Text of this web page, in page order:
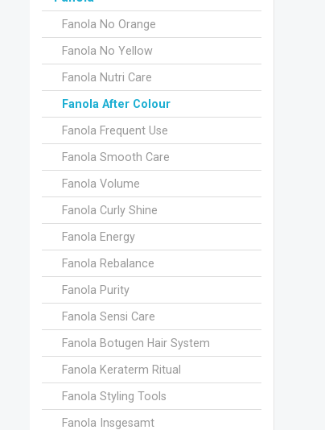
Fanola No Orange
Fanola No Yellow
Fanola Nutri Care
Fanola After Colour
Fanola Frequent Use
Fanola Smooth Care
Fanola Volume
Fanola Curly Shine
Fanola Energy
Fanola Rebalance
Fanola Purity
Fanola Sensi Care
Fanola Botugen Hair System
Fanola Keraterm Ritual
Fanola Styling Tools
Fanola Insgesamt